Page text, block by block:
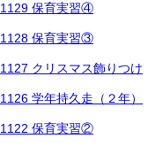
1129 保育実習④
1128 保育実習③
1127 クリスマス飾りつけ
1126 学年持久走（２年）
1122 保育実習②